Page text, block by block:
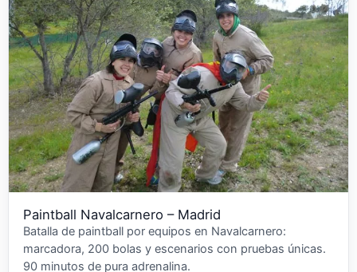
Paintball Navalcarnero – Madrid
Batalla de paintball por equipos en Navalcarnero:
marcadora, 200 bolas y escenarios con pruebas únicas.
90 minutos de pura adrenalina.